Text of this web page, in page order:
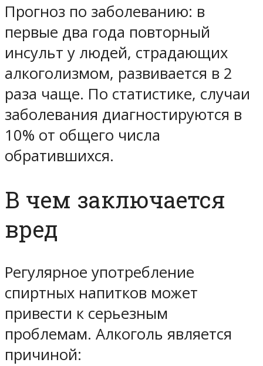
Прогноз по заболеванию: в
первые два года повторный
инсульт у людей, страдающих
алкоголизмом, развивается в 2
раза чаще. По статистике, случаи
заболевания диагностируются в
10% от общего числа
обратившихся.
В чем заключается
вред
Регулярное употребление
спиртных напитков может
привести к серьезным
проблемам. Алкоголь является
причиной: